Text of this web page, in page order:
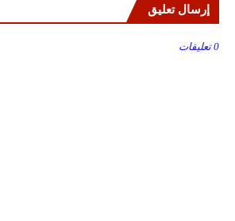
إرسال تعليق
0 تعليقات